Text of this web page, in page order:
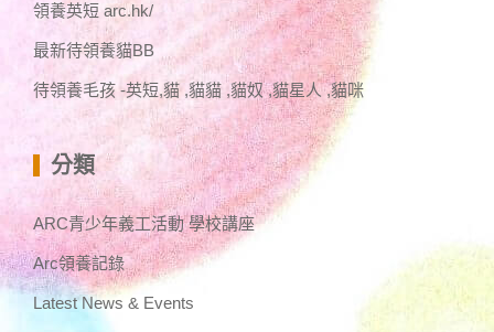
領養英短 arc.hk/
最新待領養貓BB
待領養毛孩 -英短,貓 ,貓貓 ,貓奴 ,貓星人 ,貓咪
分類
ARC青少年義工活動 學校講座
Arc領養記錄
Latest News & Events